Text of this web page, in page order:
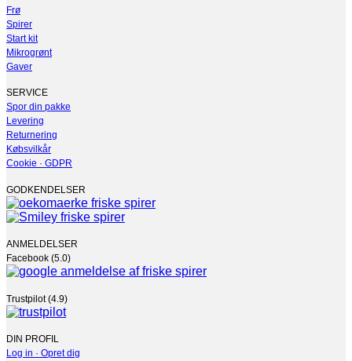
Frø
Spirer
Start kit
Mikrogrønt
Gaver
SERVICE
Spor din pakke
Levering
Returnering
Købsvilkår
Cookie · GDPR
GODKENDELSER
ANMELDELSER
Facebook (5.0)
Trustpilot (4.9)
DIN PROFIL
Log in · Opret dig